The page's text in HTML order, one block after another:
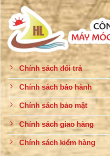
Chính sách đổi trả
Chính sách bảo hành
Chính sách bảo mật
Chính sách giao hàng
Chính sách kiểm hàng